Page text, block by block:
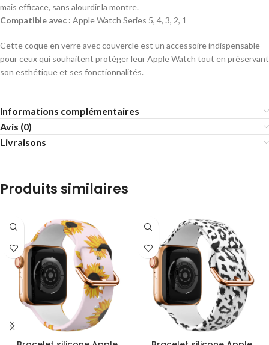
mais efficace, sans alourdir la montre.
Compatible avec : Apple Watch Series 5, 4, 3, 2, 1
Cette coque en verre avec couvercle est un accessoire indispensable
pour ceux qui souhaitent protéger leur Apple Watch tout en préservant
son esthétique et ses fonctionnalités.
Informations complémentaires
Avis (0)
Livraisons
Produits similaires